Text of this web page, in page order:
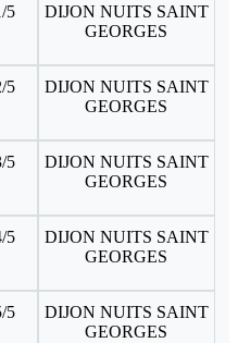
5
DIJON NUITS SAINT
GEORGES
5
DIJON NUITS SAINT
GEORGES
5
DIJON NUITS SAINT
GEORGES
5
DIJON NUITS SAINT
GEORGES
5
DIJON NUITS SAINT
GEORGES